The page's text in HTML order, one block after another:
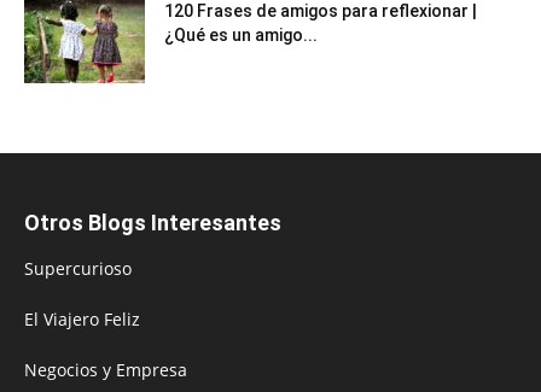
120 Frases de amigos para reflexionar |
¿Qué es un amigo...
Otros Blogs Interesantes
Supercurioso
El Viajero Feliz
Negocios y Empresa